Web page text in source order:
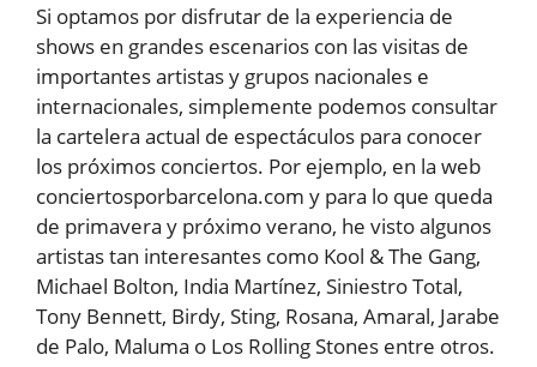
Si optamos por disfrutar de la experiencia de
shows en grandes escenarios con las visitas de
importantes artistas y grupos nacionales e
internacionales, simplemente podemos consultar
la cartelera actual de espectáculos para conocer
los próximos conciertos. Por ejemplo, en la web
conciertosporbarcelona.com y para lo que queda
de primavera y próximo verano, he visto algunos
artistas tan interesantes como Kool & The Gang,
Michael Bolton, India Martínez, Siniestro Total,
Tony Bennett, Birdy, Sting, Rosana, Amaral, Jarabe
de Palo, Maluma o Los Rolling Stones entre otros.